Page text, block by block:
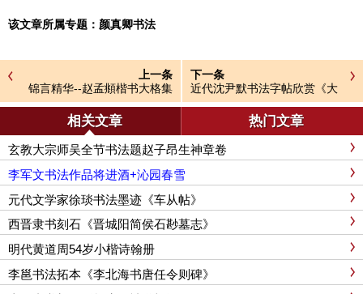
该文章所属专题： 颜真卿书法
上一条
锦言精华--赵孟頫楷书大格集
字帖
下一条
近代沈尹默书法字帖欣赏《大
楷字帖》
相关文章 热门文章
玄教大宗师吴全节书法题赵子昂生神章卷
李军文书法作品将进酒+沁园春雪
元代文学家徐琰书法墨迹《车从帖》
西晋隶书刻石《晋城阳简侯石尠墓志》
明代黄道周54岁小楷诗翰册
李邕书法拓本《李北海书唐任令则碑》